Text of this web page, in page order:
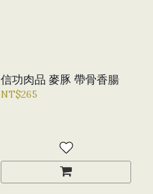
信功肉品 麥豚 帶骨香腸
NT$265